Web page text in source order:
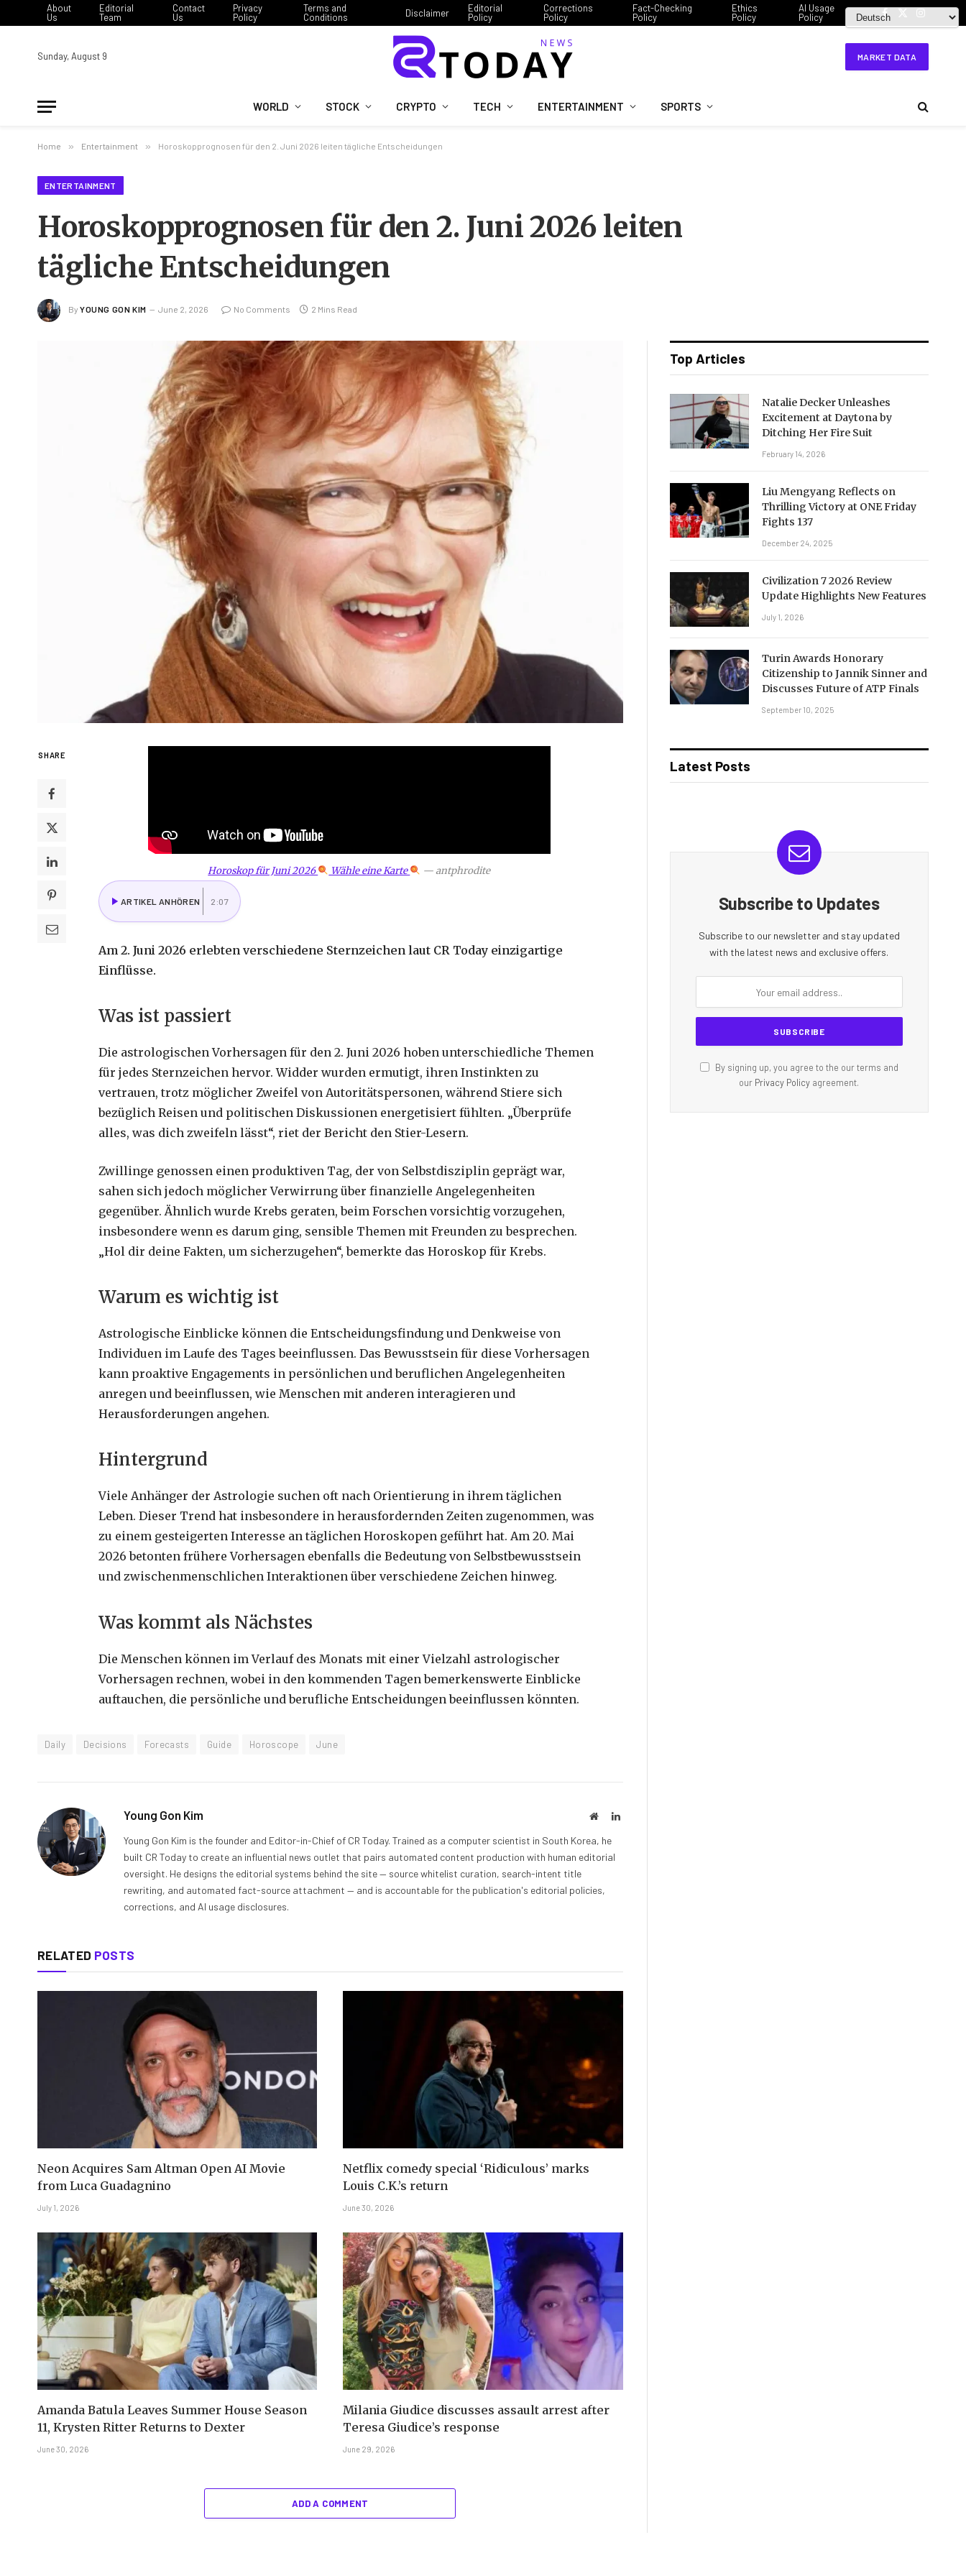
About
Us
Editorial
Team
Contact
Us
Privacy
Policy
Terms and
Conditions
Disclaimer
Editorial
Policy
Corrections
Policy
Fact-Checking
Policy
Ethics
Policy
AI Usage
Policy
Facebook
X
Instagram
Sunday, August 9 MARKET DATA
WORLD STOCK CRYPTO TECH ENTERTAINMENT SPORTS
Home » Entertainment » Horoskopprognosen für den 2. Juni 2026 leiten tägliche Entscheidungen
ENTERTAINMENT
Horoskopprognosen für den 2. Juni 2026 leiten
tägliche Entscheidungen
By YOUNG GON KIM June 2, 2026 No Comments 2 Mins Read
SHARE
Horoskop für Juni 2026 Wähle eine Karte —antphrodite
ARTIKEL ANHÖREN 2:07
Am 2. Juni 2026 erlebten verschiedene Sternzeichen laut CR Today einzigartige
Einflüsse.
Was ist passiert
Die astrologischen Vorhersagen für den 2. Juni 2026 hoben unterschiedliche Themen
für jedes Sternzeichen hervor. Widder wurden ermutigt, ihren Instinkten zu
vertrauen, trotz möglicher Zweifel von Autoritätspersonen, während Stiere sich
bezüglich Reisen und politischen Diskussionen energetisiert fühlten. „Überprüfe
alles, was dich zweifeln lässt“, riet der Bericht den Stier-Lesern.
Zwillinge genossen einen produktiven Tag, der von Selbstdisziplin geprägt war,
sahen sich jedoch möglicher Verwirrung über finanzielle Angelegenheiten
gegenüber. Ähnlich wurde Krebs geraten, beim Forschen vorsichtig vorzugehen,
insbesondere wenn es darum ging, sensible Themen mit Freunden zu besprechen.
„Hol dir deine Fakten, um sicherzugehen“, bemerkte das Horoskop für Krebs.
Warum es wichtig ist
Astrologische Einblicke können die Entscheidungsfindung und Denkweise von
Individuen im Laufe des Tages beeinflussen. Das Bewusstsein für diese Vorhersagen
kann proaktive Engagements in persönlichen und beruflichen Angelegenheiten
anregen und beeinflussen, wie Menschen mit anderen interagieren und
Herausforderungen angehen.
Hintergrund
Viele Anhänger der Astrologie suchen oft nach Orientierung in ihrem täglichen
Leben. Dieser Trend hat insbesondere in herausfordernden Zeiten zugenommen, was
zu einem gesteigerten Interesse an täglichen Horoskopen geführt hat. Am 20. Mai
2026 betonten frühere Vorhersagen ebenfalls die Bedeutung von Selbstbewusstsein
und zwischenmenschlichen Interaktionen über verschiedene Zeichen hinweg.
Was kommt als Nächstes
Die Menschen können im Verlauf des Monats mit einer Vielzahl astrologischer
Vorhersagen rechnen, wobei in den kommenden Tagen bemerkenswerte Einblicke
auftauchen, die persönliche und berufliche Entscheidungen beeinflussen könnten.
Daily Decisions Forecasts Guide Horoscope June
Young Gon Kim WebsiteLinkedIn
Young Gon Kim is the founder and Editor-in-Chief of CR Today. Trained as a computer scientist in South Korea, he
built CR Today to create an influential news outlet that pairs automated content production with human editorial
oversight. He designs the editorial systems behind the site — source whitelist curation, search-intent title
rewriting, and automated fact-source attachment — and is accountable for the publication's editorial policies,
corrections, and AI usage disclosures.
RELATED POSTS
Neon Acquires Sam Altman Open AI Movie
from Luca Guadagnino
July 1, 2026
Netflix comedy special ‘Ridiculous’ marks
Louis C.K.’s return
June 30, 2026
Amanda Batula Leaves Summer House Season
11, Krysten Ritter Returns to Dexter
June 30, 2026
Milania Giudice discusses assault arrest after
Teresa Giudice’s response
June 29, 2026
ADD A COMMENT
Top Articles
Natalie Decker Unleashes
Excitement at Daytona by
Ditching Her Fire Suit
February 14, 2026
Liu Mengyang Reflects on
Thrilling Victory at ONE Friday
Fights 137
December 24, 2025
Civilization 7 2026 Review
Update Highlights New Features
July 1, 2026
Turin Awards Honorary
Citizenship to Jannik Sinner and
Discusses Future of ATP Finals
September 10, 2025
Latest Posts
Subscribe to Updates
Subscribe to our newsletter and stay updated
with the latest news and exclusive offers.
By signing up, you agree to the our terms and
our Privacy Policy agreement.